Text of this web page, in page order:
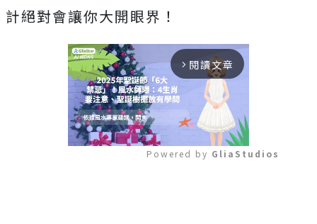
計絕對會讓你大開眼界！
arrow_forward_ios 閱讀文章
Powered by GliaStudios